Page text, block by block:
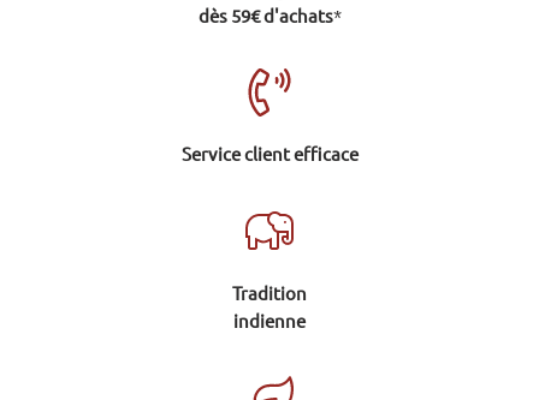
dès 59€ d'achats*
Service client efficace
Tradition
indienne